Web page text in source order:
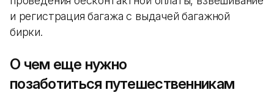
и регистрация багажа с выдачей багажной
бирки.
О чем еще нужно
позаботиться путешественникам